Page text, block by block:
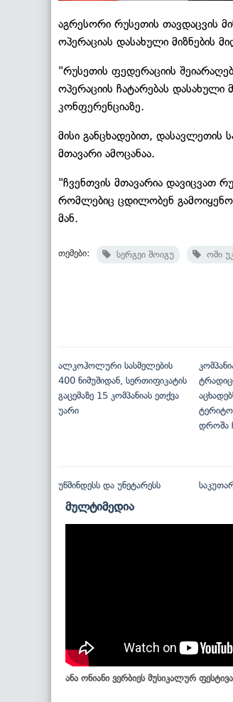
აგრესორი რუსეთის თავდაცვის
ოპერაციას დასახული მიზნების
"რუსეთის ფედერაციის
ოპერაციის ჩატარებას დასახული
კონფერენციაზე.
მისი განცხადებით, დასავლეთის
მთავარი ამოცანაა.
"ჩვენთვის მთავარია დავიცვათ
რომლებიც ცდილობენ
მან.
თემები: სერგეი შოიგუ ომი
ალკოჰოლური სასმელების
400 ნიმუშიდან, სერთიფიკატის
გაცემაზე 15 კომპანიას ეთქვა
უარი
დროშა
უწმინდესს და უნეტარესს
მულტიმედია
ანა ონიანი ვერბიეს მუსიკალურ